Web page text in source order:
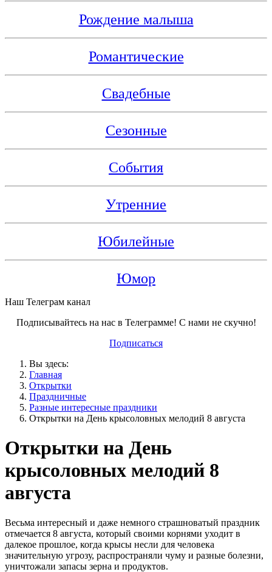
Рождение малыша
Романтические
Свадебные
Сезонные
События
Утренние
Юбилейные
Юмор
Наш Телеграм канал
Подписывайтесь на нас в Телеграмме! С нами не скучно!
Подписаться
Вы здесь:
Главная
Открытки
Праздничные
Разные интересные праздники
Открытки на День крысоловных мелодий 8 августа
Открытки на День
крысоловных мелодий 8
августа
Весьма интересный и даже немного страшноватый праздник
отмечается 8 августа, который своими корнями уходит в
далекое прошлое, когда крысы несли для человека
значительную угрозу, распространяли чуму и разные болезни,
уничтожали запасы зерна и продуктов.